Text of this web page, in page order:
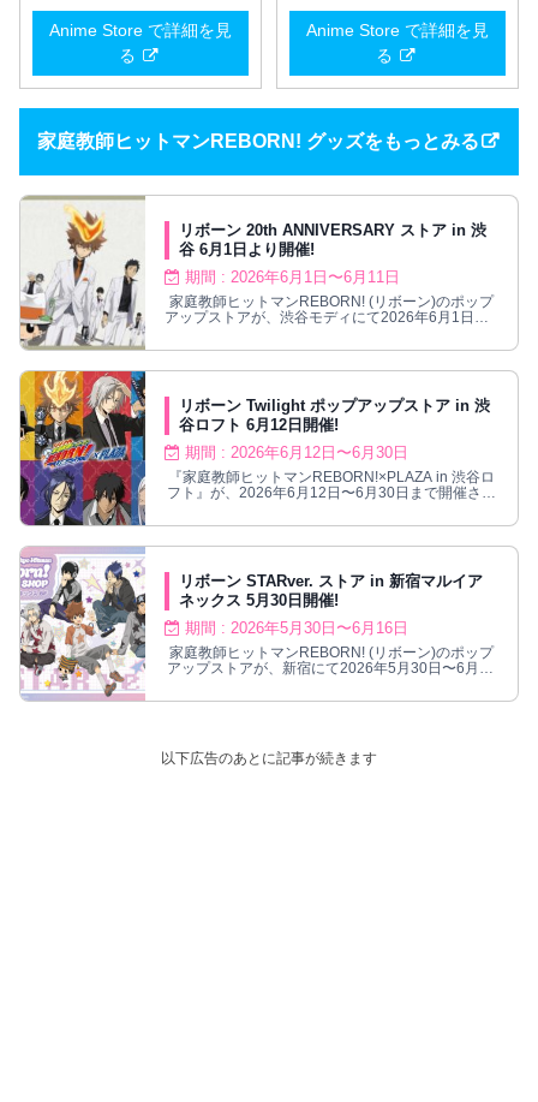
Anime Store で詳細を見
る
Anime Store で詳細を見
る
家庭教師ヒットマンREBORN! グッズをもっとみる
リボーン 20th ANNIVERSARY ストア in 渋
谷 6月1日より開催!
期間 : 2026年6月1日〜6月11日
家庭教師ヒットマンREBORN! (リボーン)のポップ
アップストアが、渋谷モディにて2026年6月1日〜6
リボーン Twilight ポップアップストア in 渋
谷ロフト 6月12日開催!
期間 : 2026年6月12日〜6月30日
『家庭教師ヒットマンREBORN!×PLAZA in 渋谷ロ
フト』が、2026年6月12日〜6月30日まで開催され
リボーン STARver. ストア in 新宿マルイア
ネックス 5月30日開催!
期間 : 2026年5月30日〜6月16日
家庭教師ヒットマンREBORN! (リボーン)のポップ
アップストアが、新宿にて2026年5月30日〜6月16
以下広告のあとに記事が続きます